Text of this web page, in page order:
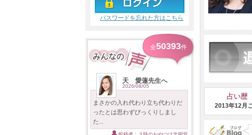
パスワードを忘れた方はこちら
全50393件
天 愛蓮先生へ
2026/08/05
まさかの入れ代わり立ち代わりだ
ったとは思わずびっくりしまし
た...
占い歴
2013年12月